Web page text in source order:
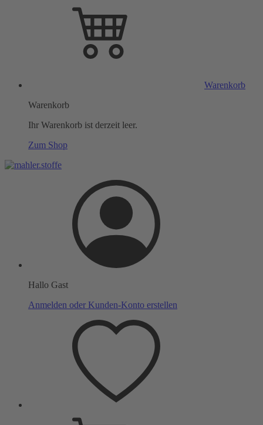
Warenkorb
Warenkorb
Ihr Warenkorb ist derzeit leer.
Zum Shop
Hallo Gast
Anmelden oder Kunden-Konto erstellen